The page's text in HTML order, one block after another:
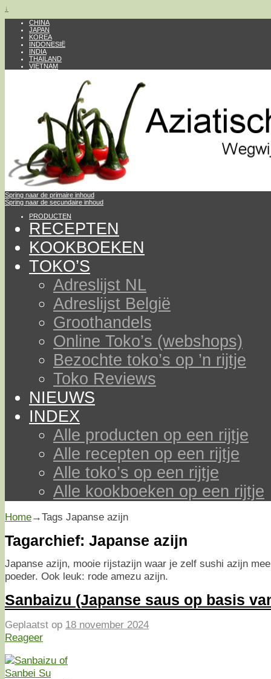
↓
CHINA
JAPAN
KOREA
INDONESIË
INDIA
THAILAND
VIETNAM
Spring naar de primaire inhoud
Spring naar de secundaire inhoud
PRODUCTEN
RECEPTEN
KOOKBOEKEN
TOKO’S
Adreslijst NL
Adreslijst België
Groothandels
Online Toko’s (webshops)
Bezochte toko’s op ’n rijtje
Toko Reviews
NIEUWS
INDEX
Alle producten op een rijtje
Alle recepten op een rijtje
Alle toko’s op een rijtje
Alle kookboeken op een rijtje
Home→Tags Japanse azijn
Tagarchief: Japanse azijn
Japanse azijn, mooie rijstazijn waar je zelf sushi azijn
poeder. Ook leuk: rode amezu azijn.
Sanbaizu (Japanse saus op basis
Geplaatst op 18 november 2024
Reageer